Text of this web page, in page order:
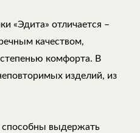
«Эдита» отличается –
качеством,
комфорта. В
изделий, из
выдержать